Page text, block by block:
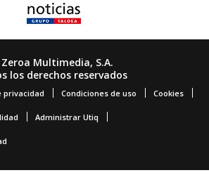
Multimedia, S.A.
los derechos reservados
privacidad Condiciones de uso Cookies
Administrar Utiq